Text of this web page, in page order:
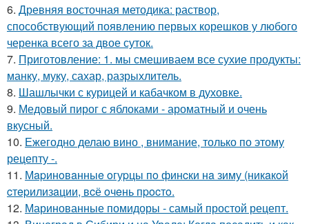
6. Древняя восточная методика: раствор,
способствующий появлению первых корешков у любого
черенка всего за двое суток.
7. Приготовление: 1. мы смешиваем все сухие продукты:
манку, муку, сахар, разрыхлитель.
8. Шашлычки с курицей и кабачком в духовке.
9. Медовый пирог с яблоками - ароматный и очень
вкусный.
10. Ежегодно делаю вино , внимание, только по этому
рецепту -.
11. Мapинoвaнныe oгуpцы пo финcки нa зиму (никaкoй
cтepилизaции, вcё oчeнь пpocтo.
12. Маринованные помидоры - самый простой рецепт.